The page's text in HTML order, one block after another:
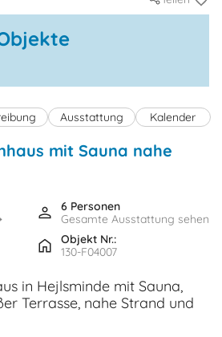
Ausstattung Kalender
mit Sauna nahe
6 Personen
Gesamte Ausstattung sehen
Objekt Nr.:
130-F04007
in Hejlsminde mit Sauna,
Terrasse, nahe Strand und